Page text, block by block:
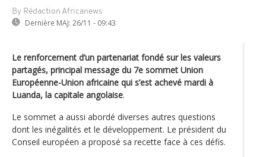
By Rédaction Africanews
Dernière MAJ: 26/11 - 09:43
Le renforcement d’un partenariat fondé sur les valeurs
partagés, principal message du 7e sommet Union
Européenne-Union africaine qui s’est achevé mardi à
Luanda, la capitale angolaise.
Le sommet a aussi abordé diverses autres questions
dont les inégalités et le développement. Le président du
Conseil européen a proposé sa recette face à ces défis.